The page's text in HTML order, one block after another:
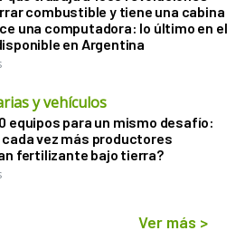
combustible y tiene una cabina
una computadora: lo último en el
en Argentina
y vehículos
equipos para un mismo desafío:
cada vez más productores
fertilizante bajo tierra?
Ver más >